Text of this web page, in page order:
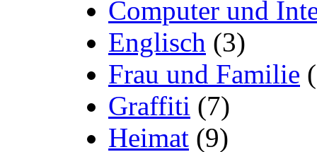
Computer und
Englisch (3)
Frau und Familie
Graffiti (7)
Heimat (9)